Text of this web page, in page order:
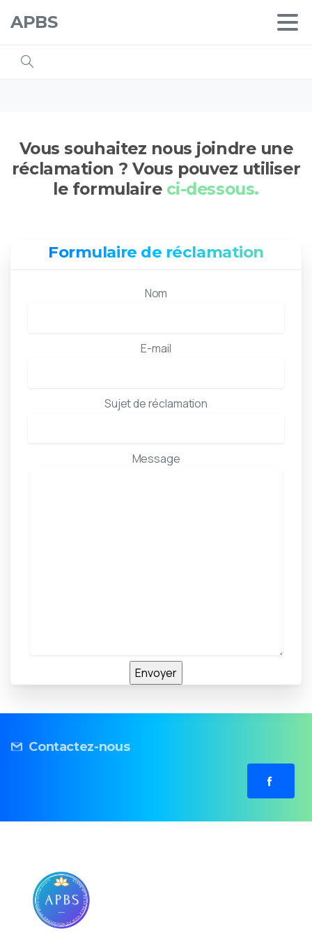
APBS
Vous souhaitez nous joindre une
réclamation ? Vous pouvez utiliser
le formulaire ci-dessous.
Formulaire de réclamation
Nom
E-mail
Sujet de réclamation
Message
Contactez-nous